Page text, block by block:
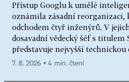
Přístup Googlu k umělé
oznámila zásadní reorganizaci,
odchodem čtyř inženýrů. V
dosavadní vědecký šéf s titulem
představuje nejvyšší technickou
7. 8. 2026 ▪ 4 min. čtení